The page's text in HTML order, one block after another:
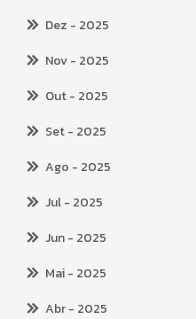
Dez - 2025
Nov- 2025
Out- 2025
Set- 2025
Ago - 2025
Jul- 2025
Jun- 2025
Mai- 2025
Abr- 2025